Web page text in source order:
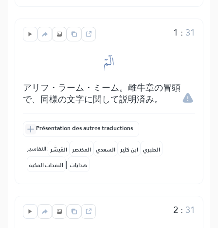
1 : 31
الٓمٓ
アリフ・ラーム・ミーム。雌牛章の冒頭
で、同様の文字に関して説明済み。
Présentation des autres traductions
التفاسير: المُيسَّر المختصر السعدي ابن كثير الطبري
النفحات المكية | هدايات
2 : 31